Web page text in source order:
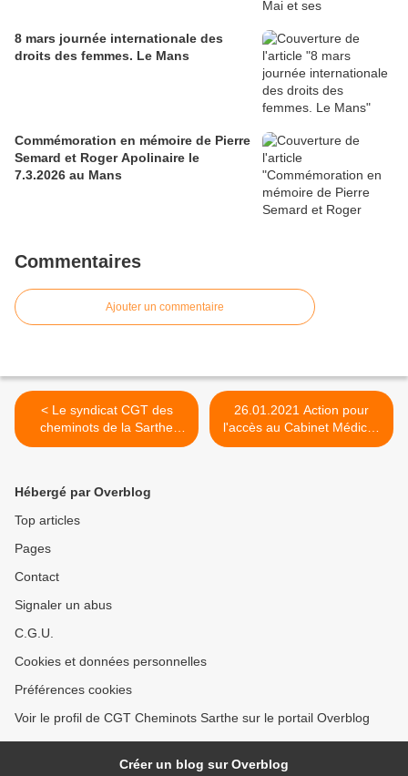
8 mars journée internationale des
droits des femmes. Le Mans
Commémoration en mémoire de Pierre
Semard et Roger Apolinaire le
7.3.2026 au Mans
Commentaires
Ajouter un commentaire
< Le syndicat CGT des
cheminots de la Sarthe
vous présente ses meilleurs
douce, heureuse, prospère,
victorieuse... Qu'elle vous
souhaitez et ce que vous
exigeants et combatifs !
Bonne année à vous tous !
26.01.2021 Action pour
l'accès au Cabinet Médical,
en Gare du Mans, pour les
Hébergé par Overblog
Top articles
Pages
Contact
Signaler un abus
C.G.U.
Cookies et données personnelles
Préférences cookies
Voir le profil de CGT Cheminots Sarthe sur le portail Overblog
Créer un blog sur Overblog